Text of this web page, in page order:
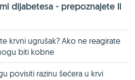
dijabetesa - prepoznajete li
krvni ugrušak? Ako ne reagirate
biti kobne
povisiti razinu šećera u krvi